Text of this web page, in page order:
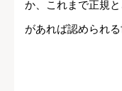
か、これまで正規
があれば認められ